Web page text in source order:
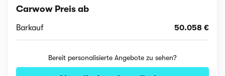
Carwow Preis ab
Barkauf 50.058 €
Bereit personalisierte Angebote zu sehen?